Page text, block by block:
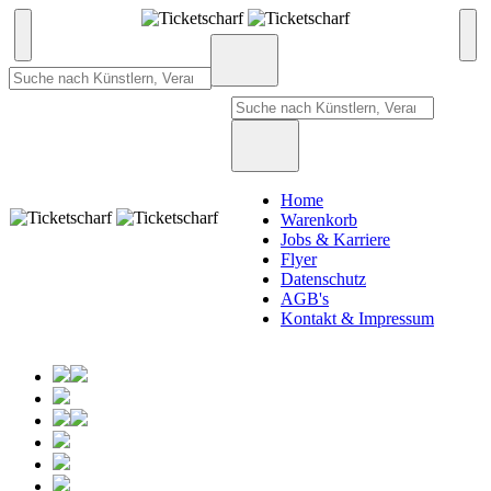
Home
Warenkorb
Jobs & Karriere
Flyer
Datenschutz
AGB's
Kontakt & Impressum